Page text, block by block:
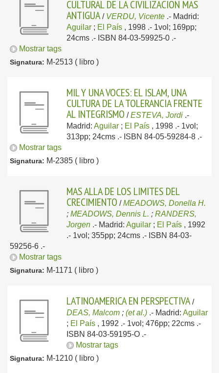
CULTURAL DE LA CIVILIZACION MAS
ANTIGUA / VERDU, Vicente .- Madrid:
Aguilar ; El País , 1998 .- 1vol; 169pp;
24cms .- ISBN 84-03-59925-0 .-
Mostrar tags
Signatura: M-2513 ( libro )
MIL Y UNA VOCES: EL ISLAM, UNA
CULTURA DE LA TOLERANCIA FRENTE
AL INTEGRISMO /ESTEVA, Jordi .-
Madrid: Aguilar ; El País , 1998 .- 1vol;
313pp; 24cms .- ISBN 84-05-59284-8 .-
Mostrar tags
Signatura: M-2385 ( libro )
MAS ALLA DE LOS LIMITES DEL
CRECIMIENTO /MEADOWS, Donella H.
; MEADOWS, Dennis L. ; RANDERS,
Jorgen .- Madrid: Aguilar ; El País , 1992
.- 1vol; 355pp; 24cms .- ISBN 84-03-
59256-6 .-
Mostrar tags
Signatura: M-1171 ( libro )
LATINOAMERICA EN PERSPECTIVA /
DEAS, Malcom ; (et al.) .- Madrid: Aguilar
; El País , 1992 .- 1vol; 476pp; 22cms .-
ISBN 84-03-59195-O .-
Mostrar tags
Signatura: M-1210 ( libro )